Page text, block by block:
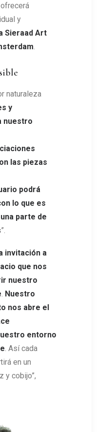
y
Sieraad Art
naturaleza
y
nuestro
las piezas
podrá
lo que es
parte de
”.
invitación a
que nos
nuestro
Nuestro
nos abre el
entorno
. Así cada
en un
y cobijo”,